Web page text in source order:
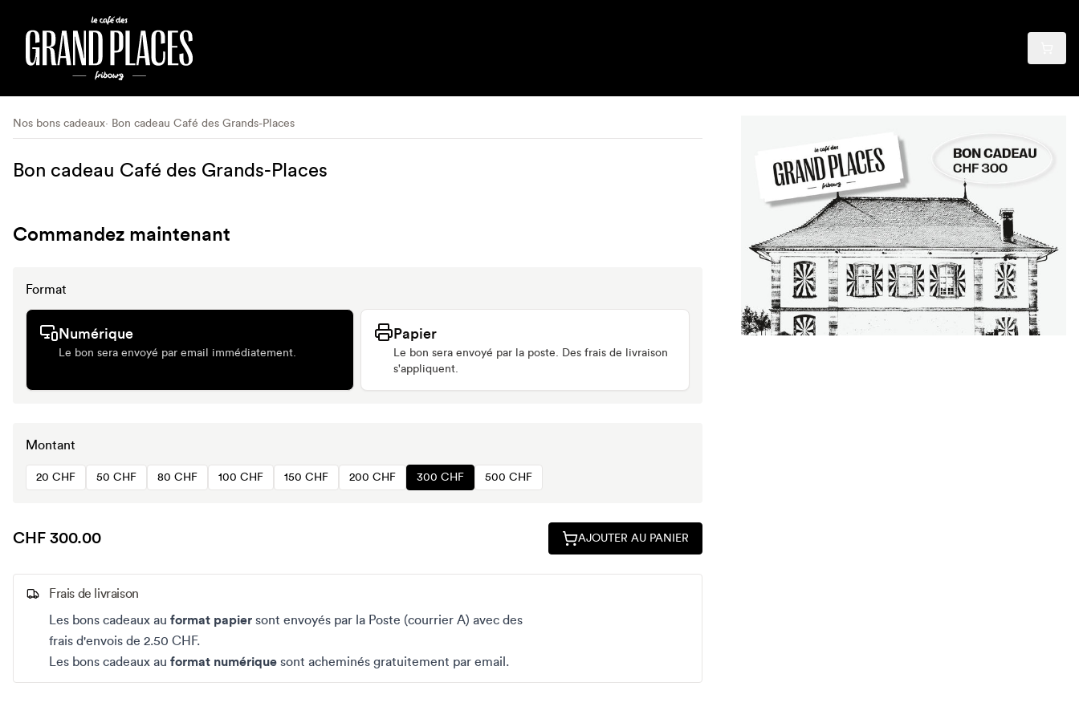
Nos bons cadeaux Bon cadeau Café des Grands-Places
Bon cadeau Café des Grands-Places
Commandez maintenant
Format
Numérique
Le bon sera envoyé par email immédiatement.
Papier
Le bon sera envoyé par la poste. Des frais de livraison
s'appliquent.
Montant
20 CHF 50 CHF 80 CHF 100 CHF 150 CHF 200 CHF 300 CHF 500 CHF
CHF 300.00 AJOUTER AU PANIER
Frais de livraison
Les bons cadeaux au format papier sont envoyés par la Poste (courrier A) avec des
frais d'envois de 2.50 CHF.
Les bons cadeaux au format numérique sont acheminés gratuitement par email.